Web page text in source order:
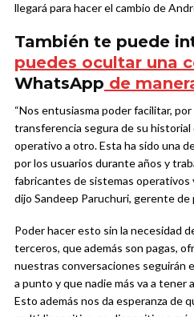
llegará para hacer el cambio de
También te puede
puedes ocultar una
WhatsApp de
“Nos entusiasma poder facilitar,
transferencia segura de su
operativo a otro. Esta ha sido una
por los usuarios durante años y
fabricantes de sistemas operativos
dijo Sandeep Paruchuri, gerente
Poder hacer esto sin la necesidad
terceros, que además son pagas,
nuestras conversaciones seguirán
a punto y que nadie más va a tener
Esto además nos da esperanza de